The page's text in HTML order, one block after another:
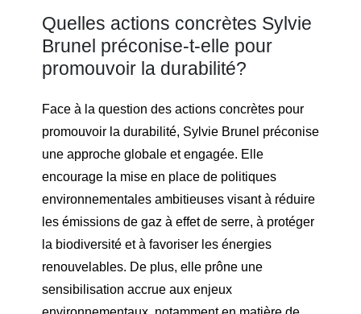
Quelles actions concrètes Sylvie
Brunel préconise-t-elle pour
promouvoir la durabilité?
Face à la question des actions concrètes pour
promouvoir la durabilité, Sylvie Brunel préconise
une approche globale et engagée. Elle
encourage la mise en place de politiques
environnementales ambitieuses visant à réduire
les émissions de gaz à effet de serre, à protéger
la biodiversité et à favoriser les énergies
renouvelables. De plus, elle prône une
sensibilisation accrue aux enjeux